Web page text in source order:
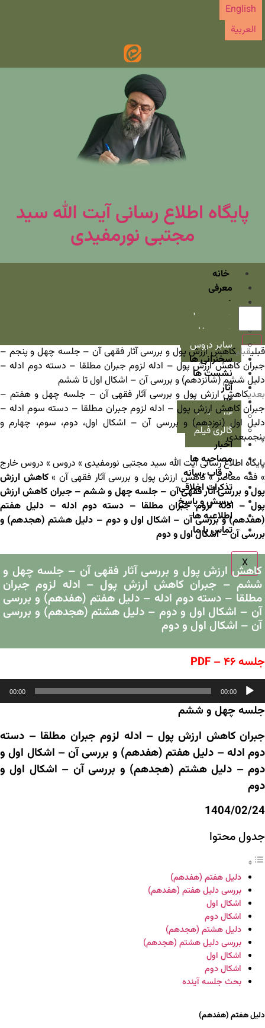
پرش
محتوا
English
العربیة
پایگاه اطلاع رسانی آیت الله سید
مجتبی نورمفیدی
خانه
معرفی
دروس
دروس سطح
دروس خارج
سایر دروس
سخنرانی ها
نشست ها
آثار
گالری
گالری تصاویر
گالری فیلم
اخبار
مصاحبه ها
در قاب رسانه
تذکرات اخلاقی
پرسش و پاسخ
اطلاعیه ها
تماس با ما
X
قبلیقبلیکاهش ارزش پول و بررسی آثار فقهی آن – جلسه چهل و پنجم –
جبران کاهش ارزش پول – ادله لزوم جبران مطلقا – دسته دوم ادله –
دلیل ششم (شانزدهم) و بررسی آن – اشکال اول تا ششم
بعدیکاهش ارزش پول و بررسی آثار فقهی آن – جلسه چهل و هفتم –
جبران کاهش ارزش پول – ادله لزوم جبران مطلقا – دسته سوم ادله –
دلیل اول (نوزدهم) و بررسی آن – اشکال اول، دوم، سوم، چهارم و
پنجمبعدی
پایگاه اطلاع رسانی آیت الله سید مجتبی نورمفیدی» دروس» دروس خارج
» فقه معاصر»کاهش ارزش پول و بررسی آثار فقهی آن »کاهش ارزش
پول و بررسی آثار فقهی آن – جلسه چهل و ششم – جبران کاهش ارزش
پول – ادله لزوم جبران مطلقا – دسته دوم ادله – دلیل هفتم
(هفدهم) و بررسی آن – اشکال اول و دوم – دلیل هشتم (هجدهم) و
بررسی آن – اشکال اول و دوم
کاهش ارزش پول و بررسی آثار فقهی آن – جلسه چهل و
ششم – جبران کاهش ارزش پول – ادله لزوم جبران
مطلقا – دسته دوم ادله – دلیل هفتم (هفدهم) و بررسی
آن – اشکال اول و دوم – دلیل هشتم (هجدهم) و بررسی
آن – اشکال اول و دوم
جلسه ۴۶ – PDF
پخش‌کننده
صوت
00:00
00:00
جلسه چهل و ششم
جبران کاهش ارزش پول – ادله لزوم جبران مطلقا – دسته
دوم ادله – دلیل هفتم (هفدهم) و بررسی آن – اشکال اول و
دوم – دلیل هشتم (هجدهم) و بررسی آن – اشکال اول و
دوم
1404/02/24
جدول محتوا
دلیل هفتم (هفدهم)
بررسی دلیل هفتم (هفدهم)
اشکال اول
اشکال دوم
دلیل هشتم (هجدهم)
بررسی دلیل هشتم (هجدهم)
اشکال اول
اشکال دوم
بحث جلسه آینده
دلیل هفتم (هفدهم)